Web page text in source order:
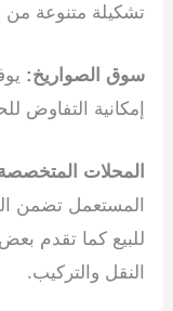
تشكيلة متنوعة من
سوق الصواريخ:
إمكانية
المحلات
المستعمل تضمن
للبيع كما تقدم
النقل والتركيب.